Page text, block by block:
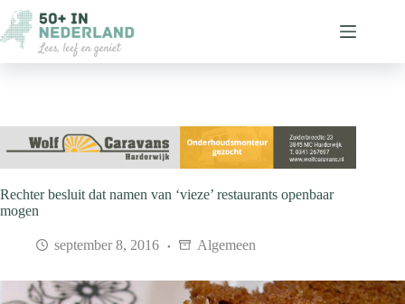
naar
de
inhoud
Rechter besluit dat namen van ‘vieze’ restaurants openbaar
mogen
september 8, 2016 Algemeen